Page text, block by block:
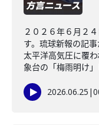
２０２６年６月２
す。琉球新報の記
太平洋高気圧に覆
象台の「梅雨明け
2026.06.25 |